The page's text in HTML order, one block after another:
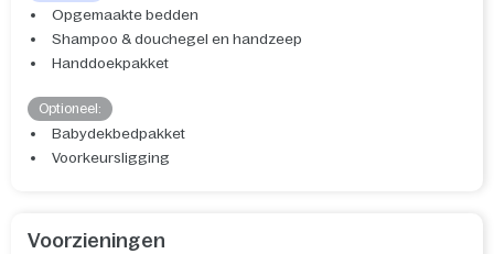
Opgemaakte bedden
Shampoo & douchegel en handzeep
Handdoekpakket
Optioneel:
Babydekbedpakket
Voorkeursligging
Voorzieningen